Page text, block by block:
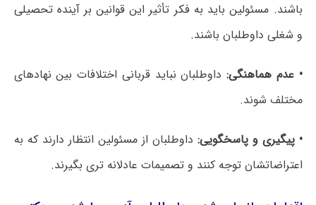
باشند. مسئولین باید به فکر تأثیر این قوانین بر آینده تحصیلی
و شغلی داوطلبان باشند.
• عدم هماهنگی: داوطلبان نباید قربانی اختلافات بین نهادهای
مختلف شوند.
• پیگیری و پاسخگویی: داوطلبان از مسئولین انتظار دارند که به
اعتراضاتشان توجه کنند و تصمیمات عادلانه تری بگیرند.